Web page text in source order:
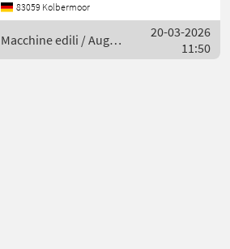
WARUM WARTEN, WENN´S
Einfach anf
83059 Kolbermoor
Macchine edili / Auger
Torque
20-03-2026
11:50